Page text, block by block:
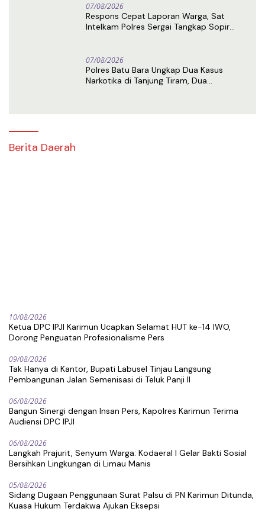
07/08/2026
Respons Cepat Laporan Warga, Sat
Intelkam Polres Sergai Tangkap Sopir
07/08/2026
Polres Batu Bara Ungkap Dua Kasus
Narkotika di Tanjung Tiram, Dua
Berita Daerah
10/08/2026
Ketua DPC IPJI Karimun Ucapkan Selamat HUT ke-14 IWO,
Dorong Penguatan Profesionalisme Pers
09/08/2026
Tak Hanya di Kantor, Bupati Labusel Tinjau Langsung
Pembangunan Jalan Semenisasi di Teluk Panji II
06/08/2026
Bangun Sinergi dengan Insan Pers, Kapolres Karimun Terima
Audiensi DPC IPJI
06/08/2026
Langkah Prajurit, Senyum Warga: Kodaeral I Gelar Bakti Sosial
Bersihkan Lingkungan di Limau Manis
05/08/2026
Sidang Dugaan Penggunaan Surat Palsu di PN Karimun Ditunda,
Kuasa Hukum Terdakwa Ajukan Eksepsi